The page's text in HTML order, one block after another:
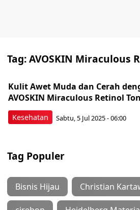
Tag:AVOSKIN Miraculous
Kesehatan
Kulit Awet Muda dan Cerah
AVOSKIN Miraculous Retinol
Sabtu, 5 Jul 2025 - 06:00
Tag Populer
Bisnis Hijau Christian